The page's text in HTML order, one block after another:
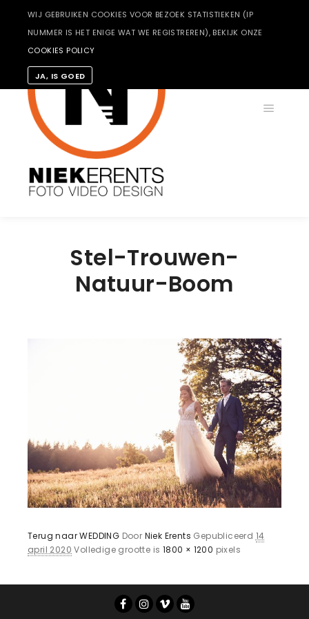
Stel-Trouwen-
Natuur-Boom
Terug naar WEDDING Door Niek Erents Gepubliceerd 14
april 2020 Volledige grootte is 1800 × 1200 pixels
WIJ GEBRUIKEN COOKIES VOOR BEZOEK STATISTIEKEN (IP
NUMMER IS HET ENIGE WAT WE REGISTREREN), BEKIJK ONZE
COOKIES POLICY
JA, IS GOED